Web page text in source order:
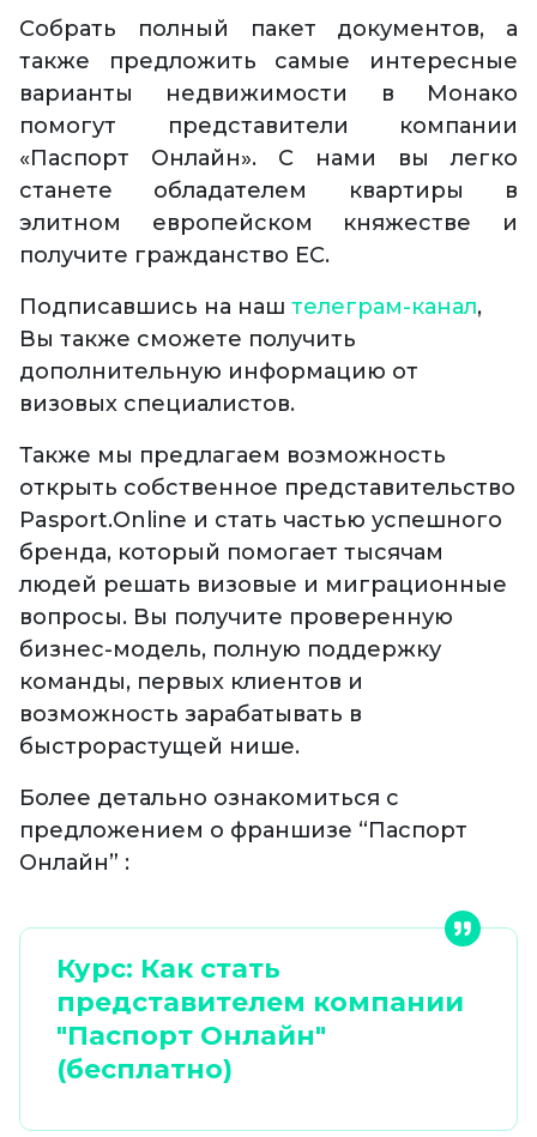
Собрать полный пакет документов, а
также предложить самые интересные
варианты недвижимости в Монако
помогут представители компании
«Паспорт Онлайн». С нами вы легко
станете обладателем квартиры в
элитном европейском княжестве и
получите гражданство ЕС.
Подписавшись на наш телеграм-канал,
Вы также сможете получить
дополнительную информацию от
визовых специалистов.
Также мы предлагаем возможность
открыть собственное представительство
Pasport.Online и стать частью успешного
бренда, который помогает тысячам
людей решать визовые и миграционные
вопросы. Вы получите проверенную
бизнес-модель, полную поддержку
команды, первых клиентов и
возможность зарабатывать в
быстрорастущей нише.
Более детально ознакомиться с
предложением о франшизе “Паспорт
Онлайн” :
Курс: Как стать
представителем компании
"Паспорт Онлайн"
(бесплатно)